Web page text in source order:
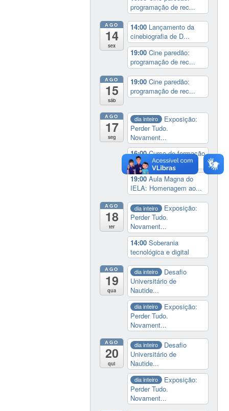
programação de rec...
AGO
14
sex
14:00 Lançamento da
cinebiografia de D...
19:00Cine paredão:
programação de rec...
AGO
15
sáb
19:00Cine paredão:
programação de rec...
AGO
17
seg
dia inteiro
Exposição:
Perder Tudo.
Novament...
16:00Curso de formação
em Jornalismo ...
19:00Aula Magna do
IELA: Homenagem ao...
AGO
18
ter
dia inteiro
Exposição:
Perder Tudo.
Novament...
14:00Soberania
tecnológica e digital
AGO
19
qua
dia inteiro
Desafio
Universitário de
Nautide...
dia inteiro
Exposição:
Perder Tudo.
Novament...
AGO
20
qui
dia inteiro
Desafio
Universitário de
Nautide...
dia inteiro
Exposição:
Perder Tudo.
Novament...